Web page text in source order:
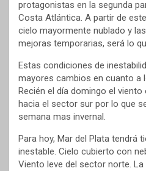
protagonistas en la segunda
Costa Atlántica. A partir de
cielo mayormente nublado y
mejoras temporarias, será lo
Estas condiciones de
mayores cambios en cuanto a
Recién el día domingo el
hacia el sector sur por lo que
semana mas invernal.
Para hoy, Mar del Plata tendrá
inestable. Cielo cubierto con
Viento leve del sector norte.